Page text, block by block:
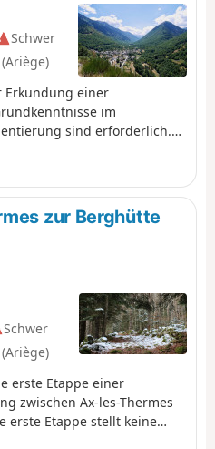
Schwer
Erkundung einer
im
sind erforderlich.
Abzweigungen sehr
möglich, die Strecke
Informationen.
zur Berghütte
Schwer
erste Etappe einer
zwischen Ax-les-Thermes
erste Etappe stellt keine